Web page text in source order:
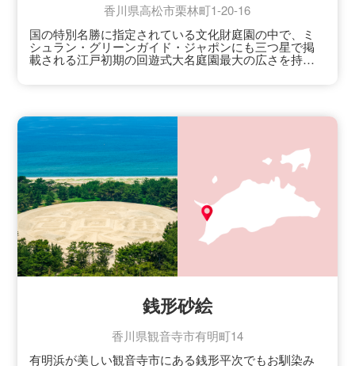
香川県高松市栗林町1-20-16
国の特別名勝に指定されている文化財庭園の中で、ミ
シュラン・グリーンガイド・ジャポンにも三つ星で掲
載される江戸初期の回遊式大名庭園最大の広さを持つ
栗林公園は、高松藩主松平家の別邸として、歴代藩主
し、江戸初期の回遊式庭園として、すぐれた地割り、
石組みを有し、木石の雅趣に富んでいます。
一千本もの見事な手入れ松とともに一歩一景といわれ
る変化に富んだ美しさを醸し出します。
日本式の南庭と開放的な明治洋風の北庭に分かれてい
ます。
四方正面の珍しい茶室・掬月亭や南湖に架かる偃月橋
からの眺めは絶品です。
和船で歴代の藩主が楽しんだ舟遊びも体感できるよう
銭形砂絵
香川県観音寺市有明町14
有明浜が美しい観音寺市にある銭形平次でもお馴染み